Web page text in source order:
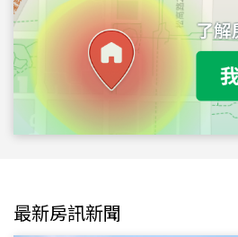
最新房訊新聞